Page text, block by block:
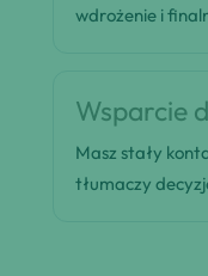
wdrożenie i
Wsparcie
Masz stały
tłumaczy